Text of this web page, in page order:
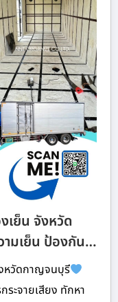
ย็น จังหวัด
มเย็น ป้องกัน…
หวัดกาญจนบุรี
ะจายเสียง ทักหา